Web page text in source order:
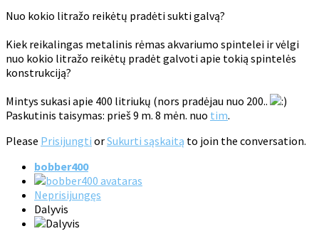
Nuo kokio litražo reikėtų pradėti sukti galvą?
Kiek reikalingas metalinis rėmas akvariumo spintelei ir vėlgi
nuo kokio litražo reikėtų pradėt galvoti apie tokią spintelės
konstrukciją?
Mintys sukasi apie 400 litriukų (nors pradėjau nuo 200..
Paskutinis taisymas: prieš 9 m. 8 mėn. nuo tim.
Please Prisijungti orSukurti sąskaitą to join the conversation.
bobber400
Neprisijungęs
Dalyvis